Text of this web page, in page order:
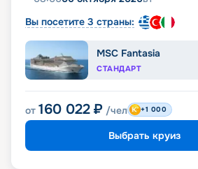
Вы посетите 3 страны:
MSC Fantasia
СТАНДАРТ
от 160 022 ₽ /чел +1 000
Выбрать круиз